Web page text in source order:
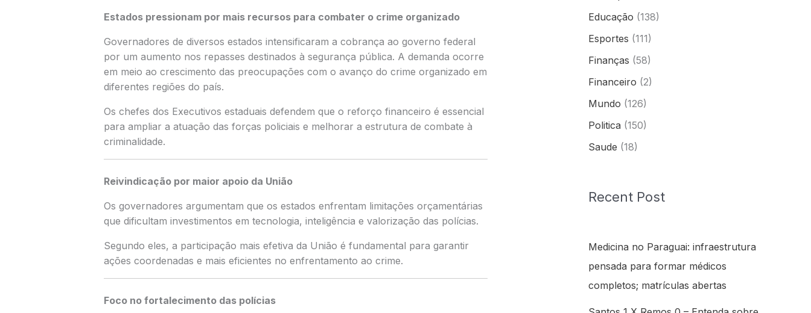
Estados pressionam por mais recursos para combater o crime organizado
Governadores de diversos estados intensificaram a cobrança ao governo federal
por um aumento nos repasses destinados à segurança pública. A demanda ocorre
em meio ao crescimento das preocupações com o avanço do crime organizado em
diferentes regiões do país.
Os chefes dos Executivos estaduais defendem que o reforço financeiro é essencial
para ampliar a atuação das forças policiais e melhorar a estrutura de combate à
criminalidade.
Reivindicação por maior apoio da União
Os governadores argumentam que os estados enfrentam limitações orçamentárias
que dificultam investimentos em tecnologia, inteligência e valorização das polícias.
Segundo eles, a participação mais efetiva da União é fundamental para garantir
ações coordenadas e mais eficientes no enfrentamento ao crime.
Foco no fortalecimento das polícias
Educação (138)
Esportes (111)
Finanças (58)
Financeiro (2)
Mundo (126)
Politica (150)
Saude (18)
Recent Post
Medicina no Paraguai: infraestrutura
pensada para formar médicos
completos; matrículas abertas